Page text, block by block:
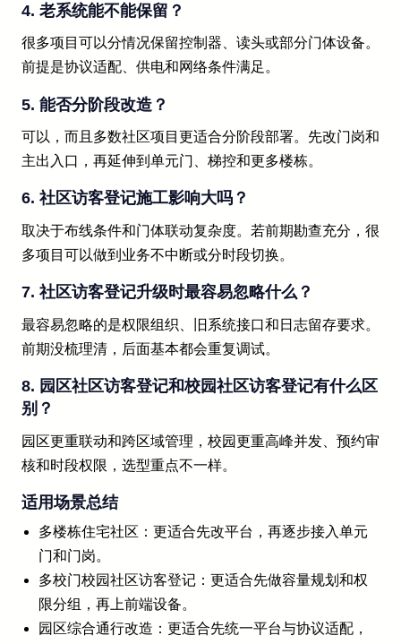
4. 老系统能不能保留？
很多项目可以分情况保留控制器、读头或部分门体设备。
前提是协议适配、供电和网络条件满足。
5. 能否分阶段改造？
可以，而且多数社区项目更适合分阶段部署。先改门岗和
主出入口，再延伸到单元门、梯控和更多楼栋。
6. 社区访客登记施工影响大吗？
取决于布线条件和门体联动复杂度。若前期勘查充分，很
多项目可以做到业务不中断或分时段切换。
7. 社区访客登记升级时最容易忽略什么？
最容易忽略的是权限组织、旧系统接口和日志留存要求。
前期没梳理清，后面基本都会重复调试。
8. 园区社区访客登记和校园社区访客登记有什么区
别？
园区更重联动和跨区域管理，校园更重高峰并发、预约审
核和时段权限，选型重点不一样。
适用场景总结
多楼栋住宅社区：更适合先改平台，再逐步接入单元
门和门岗。
多校门校园社区访客登记：更适合先做容量规划和权
限分组，再上前端设备。
园区综合通行改造：更适合先统一平台与协议适配，